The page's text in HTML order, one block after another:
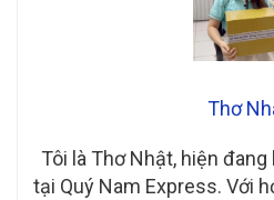
Thơ
Tôi là Thơ Nhật, hiện
tại Quý Nam Express. Với